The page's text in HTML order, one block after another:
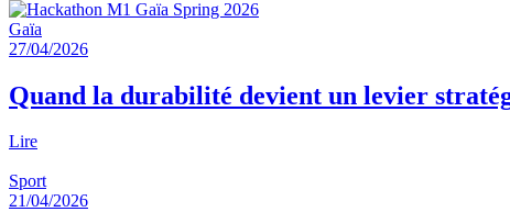
Gaïa
27/04/2026
Quand la durabilité devient un levier
Lire
Sport
21/04/2026